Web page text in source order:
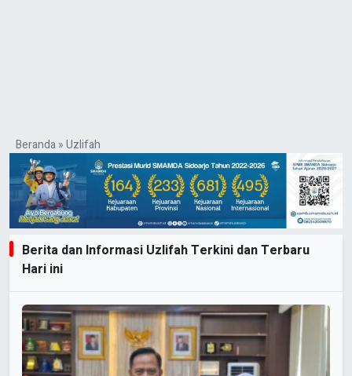
Beranda»Uzlifah
Berita dan Informasi Uzlifah Terkini dan Terbaru
Hari ini